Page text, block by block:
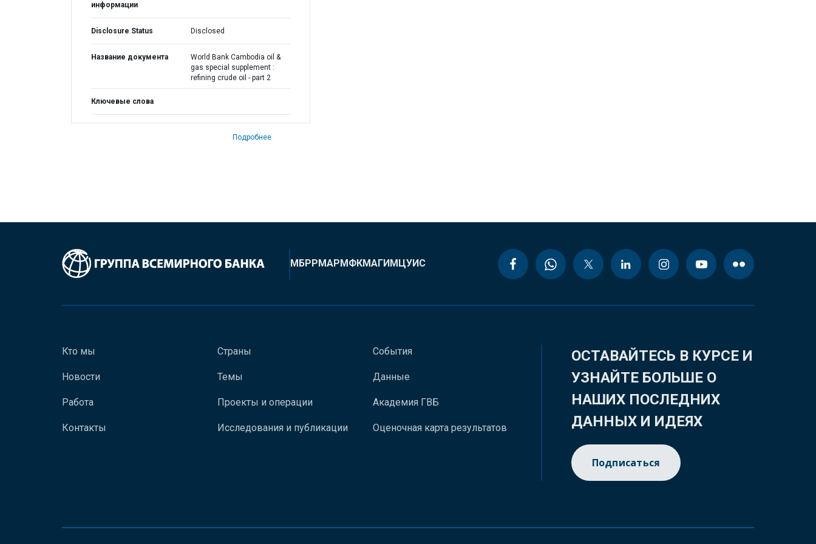
информации
Disclosure Status Disclosed
Название документа
World Bank Cambodia oil &
gas special supplement :
refining crude oil - part 2
Ключевые слова
Подробнее
МБРРМАРМФКМАГИМЦУИС
Кто мы
Новости
Работа
Контакты
Страны
Темы
Проекты и операции
Исследования и публикации
События
Данные
Академия ГВБ
Оценочная карта результатов
ОСТАВАЙТЕСЬ В КУРСЕ И
УЗНАЙТЕ БОЛЬШЕ О
НАШИХ ПОСЛЕДНИХ
ДАННЫХ И ИДЕЯХ
Подписаться